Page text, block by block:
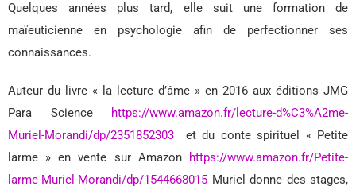
Quelques années plus tard, elle suit une formation de
maïeuticienne en psychologie afin de perfectionner ses
connaissances.
Auteur du livre « la lecture d’âme » en 2016 aux éditions JMG
Para Science
https://www.amazon.fr/lecture-d%C3%A2me-
Muriel-Morandi/dp/2351852303 et du conte spirituel « Petite
larme » en vente sur Amazon
https://www.amazon.fr/Petite-
larme-Muriel-Morandi/dp/1544668015 Muriel donne des stages,